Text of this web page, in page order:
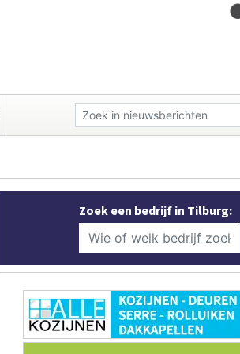
Zoek een bedrijf in Tilburg: